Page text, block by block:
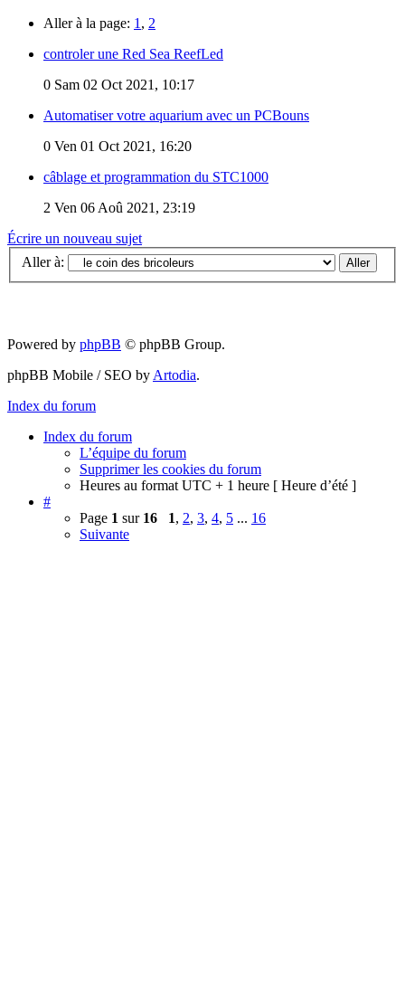
Aller à la page: 1 , 2
controler une Red Sea ReefLed
0 Sam 02 Oct 2021, 10:17
Automatiser votre aquarium avec un PCBouns
0 Ven 01 Oct 2021, 16:20
câblage et programmation du STC1000
2 Ven 06 Aoû 2021, 23:19
Écrire un nouveau sujet
Aller à:
Powered by phpBB © phpBB Group.
phpBB Mobile / SEO byArtodia.
Index du forum
Index du forum
L’équipe du forum
Supprimer les cookies du forum
Heures au format UTC + 1 heure [ Heure d’été ]
#
Page 1 sur 16 1, 2, 3, 4, 5 ... 16
Suivante